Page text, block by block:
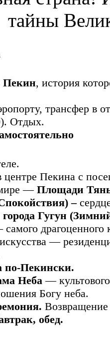
тайны
Пекин, история
трансфер в
Отдых.
центре Пекина с
— Площади
–
Гугун
самого драгоценного
—
по-Пекинcки.
Неба—
Богу неба.
Возвращение
обед.